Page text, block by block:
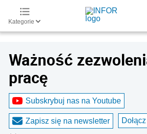
Kategorie
Ważność
pracę
Subskrybuj nas na Youtube
Zapisz się na newsletter